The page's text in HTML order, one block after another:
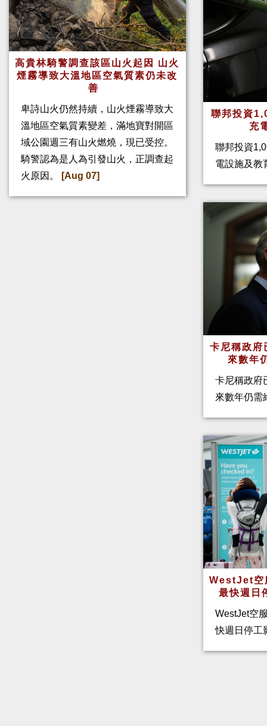
高貴林騎警調查該區山火起因 山火
煙霧導致大溫地區空氣質素仍未改
善
卑詩山火仍然持續，山火煙霧導致大
溫地區空氣質素變差，滿地寶對開區
域公園週三有山火燃燒，現已受控。
騎警認為是人為引發山火，正調查起
火原因。
[Aug 07]
聯邦投資
充
聯邦投資
電設施及教
卡尼稱政府
來數年
卡尼稱政府
來數年仍需
WestJet空
最快週日
WestJet空
快週日停工